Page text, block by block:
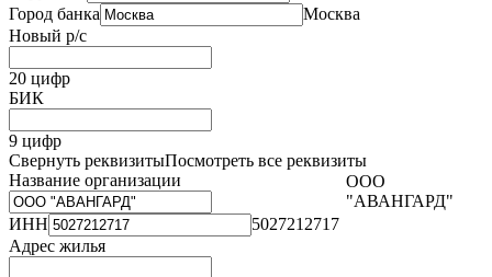
Город банка
Москва
Новый р/с
20 цифр
БИК
9 цифр
Свернуть реквизитыПосмотреть все реквизиты
Название организации
ООО
"АВАНГАРД"
ИНН
5027212717
Адрес жилья